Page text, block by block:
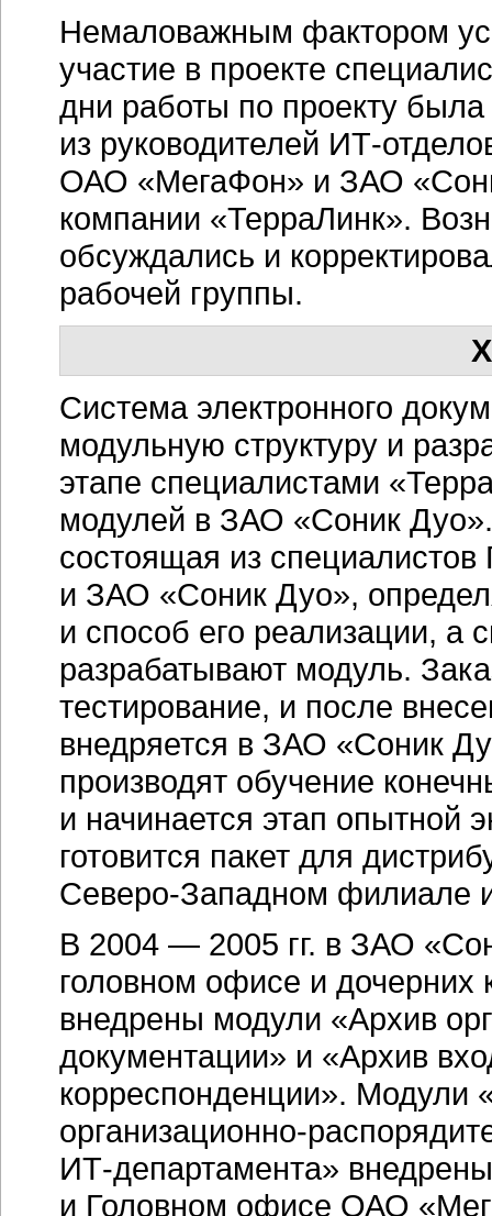
Немаловажным фактором
участие в проекте
дни работы по проекту
из руководителей ИТ-
ОАО «МегаФон» и ЗАО
компании «ТерраЛинк».
обсуждались и
рабочей группы.
Система электронного
модульную структуру и
этапе специалистами
модулей в ЗАО «Соник
состоящая из
и ЗАО «Соник Дуо»,
и способ его реализации, а
разрабатывают модуль.
тестирование, и после
внедряется в ЗАО «Соник
производят обучение
и начинается этап опытной
готовится пакет для
Северо-Западном филиале
В 2004 — 2005 гг. в ЗАО
головном офисе и
внедрены модули «Архив
документации» и «Архив
корреспонденции». Модули
организационно-
ИТ-департамента»
и Головном офисе ОАО